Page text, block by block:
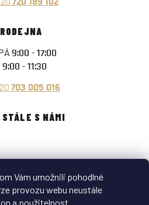
Vám umožnili pohodlné
provozu webu neustále
a použitelnost.
720 189 102
9:00 - 17:00
9:00 - 11:30
703 005 016
STÁLE S NÁMI